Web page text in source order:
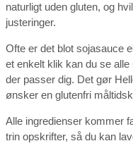
naturligt uden gluten, og
justeringer.
Ofte er det blot sojasauce
et enkelt klik kan du se
der passer dig. Det gør
ønsker en glutenfri
Alle ingredienser kommer
trin opskrifter, så du kan